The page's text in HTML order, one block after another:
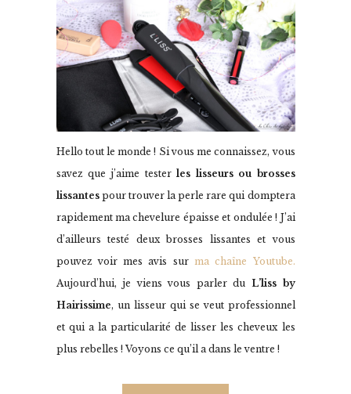
Hello tout le monde ! Si vous me connaissez, vous
savez que j’aime testerles lisseurs ou brosses
lissantespour trouver la perle rare qui domptera
rapidement ma chevelure épaisse et ondulée ! J’ai
d’ailleurs testé deux brosses lissantes et vous
pouvez voir mes avis sur ma chaîne Youtube.
Aujourd’hui, je viens vous parler du L’liss by
Hairissime, un lisseur qui se veut professionnel
et qui a la particularité de lisser les cheveux les
plus rebelles ! Voyons ce qu’il a dans le ventre !